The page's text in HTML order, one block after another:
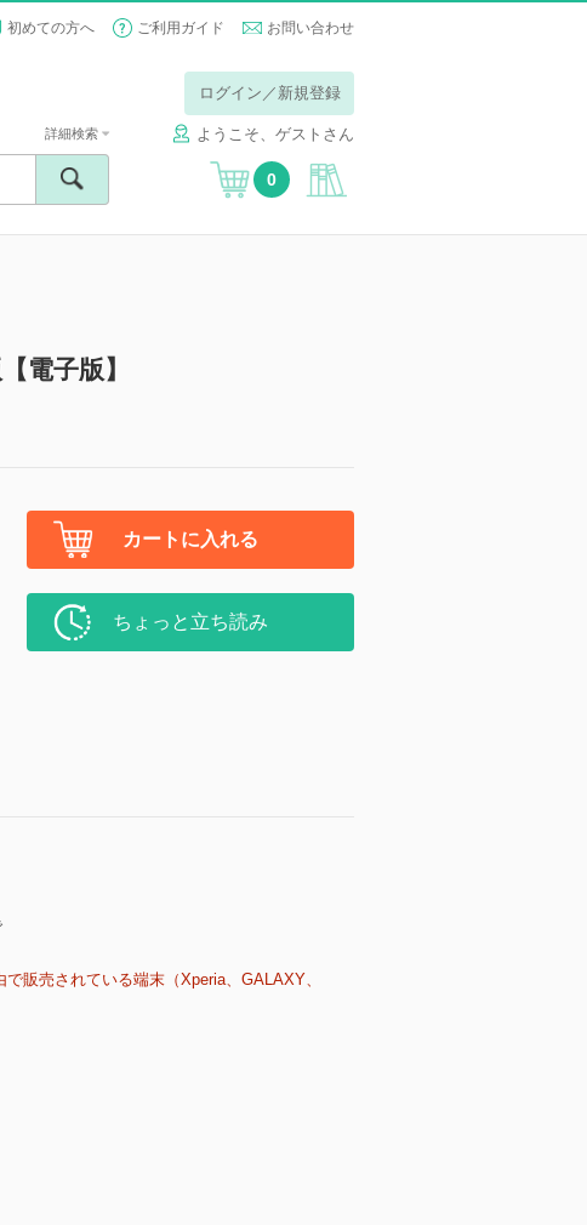
初めての方へ ご利用ガイド お問い合わせ
ログイン／新規登録
ようこそ、ゲストさん
詳細検索
0
電子版】
カートに入れる
ちょっと立ち読み
販売されている端末（Xperia、GALAXY、